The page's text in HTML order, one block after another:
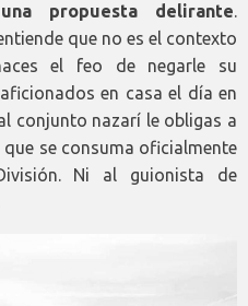
propuesta delirante.
que no es el contexto
el feo de negarle su
en casa el día en
conjunto nazarí le obligas a
se consuma oficialmente
Ni al guionista de